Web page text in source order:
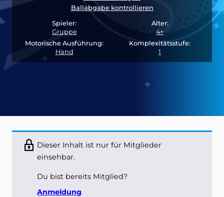
Ballabgabe kontrollieren
Spieler:
Gruppe
Alter:
4+
Motorische Ausführung:
Hand
Komplexitätsstufe:
1
Dieser Inhalt ist nur für Mitglieder
einsehbar.
Du bist bereits Mitglied?
Anmeldung